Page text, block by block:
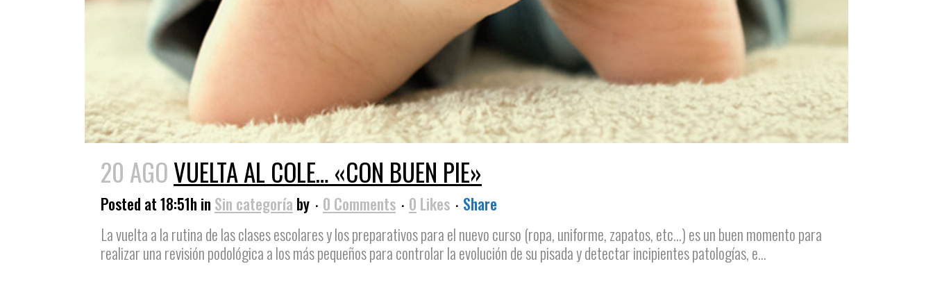
20 AGOVUELTA AL COLE… «CON BUEN PIE»
Posted at 18:51h in Sin categoría by 0 Comments 0 Likes
Share
La vuelta a la rutina de las clases escolares y los preparativos para el nuevo curso (ropa, uniforme, zapatos, etc…) es un buen momento para
realizar una revisión podológica a los más pequeños para controlar la evolución de su pisada y detectar incipientes patologías, e...